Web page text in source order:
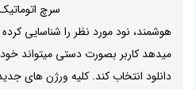
سرچ
هوشمند، نود مورد نظر را شناسایی کرده
میدهد کاربر بصورت دستی میتواند
دانلود انتخاب کند. کلیه ورژن های